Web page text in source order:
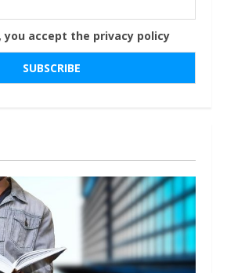
you accept the privacy policy